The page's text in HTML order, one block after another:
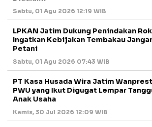
Sabtu, 01 Agu 2026 12:19 WIB
LPKAN Jatim Dukung Penindakan
Ingatkan Kebijakan Tembakau
Petani
Sabtu, 01 Agu 2026 07:43 WIB
PT Kasa Husada Wira Jatim
PWU yang Ikut Digugat Lempar
Anak Usaha
Kamis, 30 Jul 2026 12:09 WIB